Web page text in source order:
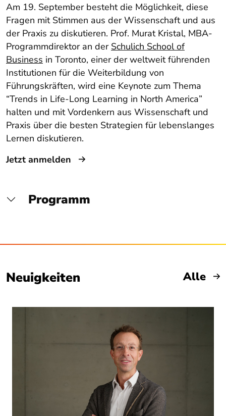
Am 19. September besteht die Möglichkeit, diese
Fragen mit Stimmen aus der Wissenschaft und aus
der Praxis zu diskutieren. Prof. Murat Kristal, MBA-
Programmdirektor an der Schulich School of
Business in Toronto, einer der weltweit führenden
Institutionen für die Weiterbildung von
Führungskräften, wird eine Keynote zum Thema
“Trends in Life-Long Learning in North America”
halten und mit Vordenkern aus Wissenschaft und
Praxis über die besten Strategien für lebenslanges
Lernen diskutieren.
Jetzt anmelden
Programm
Neuigkeiten Alle